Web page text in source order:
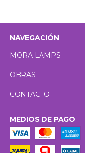
NAVEGACIÓN
MORA LAMPS
OBRAS
CONTACTO
MEDIOS DE PAGO